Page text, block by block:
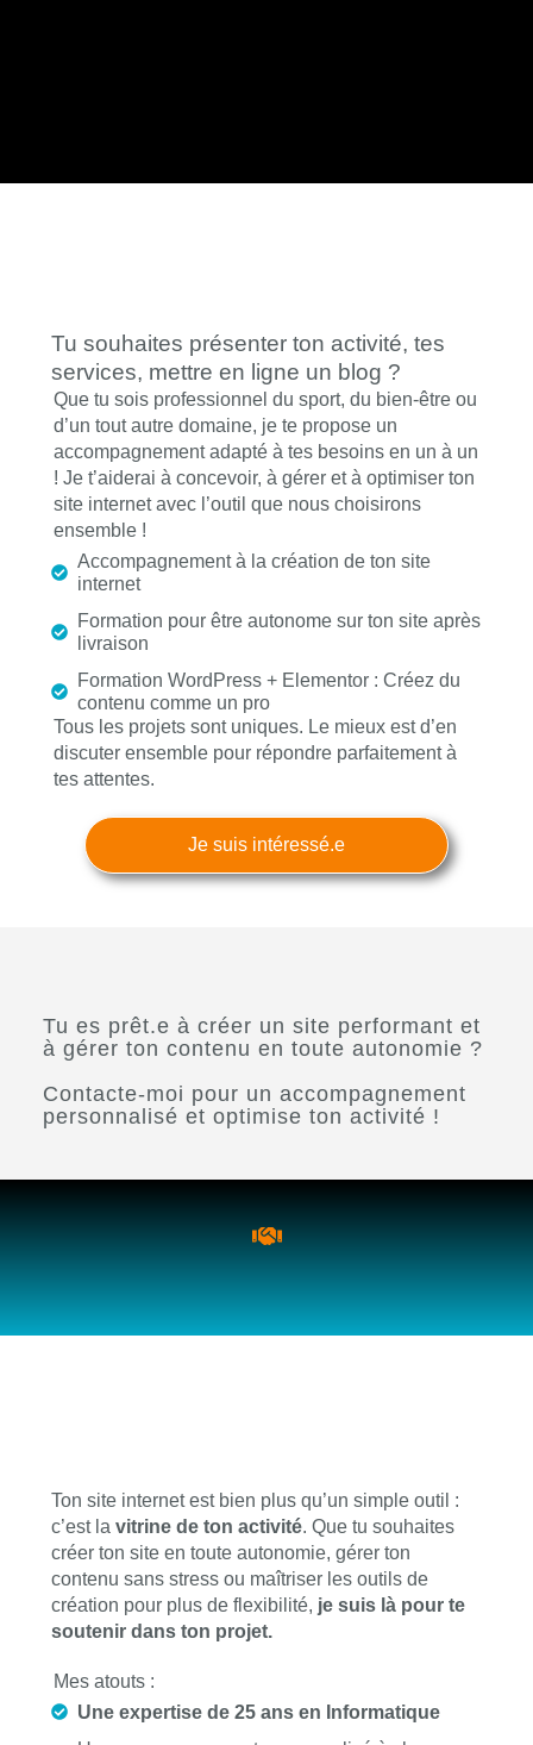
Tu souhaites présenter ton activité, tes
services, mettre en ligne un blog ?
Que tu sois professionnel du sport, du bien-être ou
d’un tout autre domaine, je te propose un
accompagnement adapté à tes besoins en un à un
! Je t’aiderai à concevoir, à gérer et à optimiser ton
site internet avec l’outil que nous choisirons
ensemble !
Accompagnement à la création de ton site
internet
Formation pour être autonome sur ton site après
livraison
Formation WordPress + Elementor : Créez du
contenu comme un pro
Tous les projets sont uniques. Le mieux est d’en
discuter ensemble pour répondre parfaitement à
tes attentes.
Je suis intéressé.e
Tu es prêt.e à créer un site performant et
à gérer ton contenu en toute autonomie ?
Contacte-moi pour un accompagnement
personnalisé et optimise ton activité !
Ton site internet est bien plus qu’un simple outil :
c’est la vitrine de ton activité. Que tu souhaites
créer ton site en toute autonomie, gérer ton
contenu sans stress ou maîtriser les outils de
création pour plus de flexibilité, je suis là pour te
soutenir dans ton projet.
Mes atouts :
Une expertise de 25 ans en Informatique